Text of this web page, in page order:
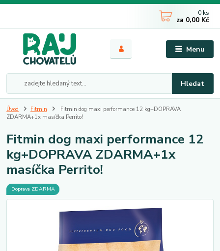
Menu
Hledat
0 ks
za 0,00 Kč
Úvod Fitmin
Fitmin dog maxi performance 12 kg+DOPRAVA
ZDARMA+1x masíčka Perrito!
Fitmin dog maxi performance 12
kg+DOPRAVA ZDARMA+1x
masíčka Perrito!
Doprava ZDARMA